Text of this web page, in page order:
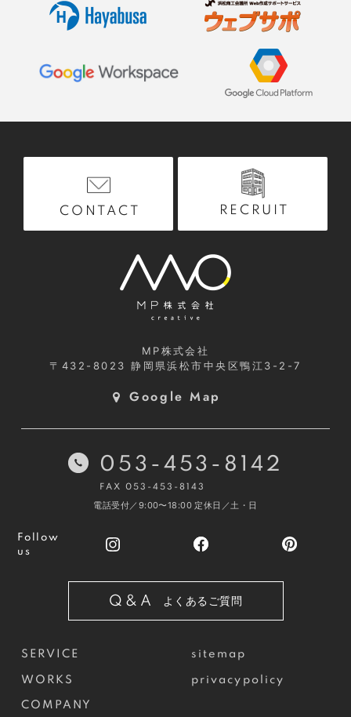
CONTACT RECRUIT
MP株式会社
〒432-8023静岡県浜松市中央区鴨江3-2-7
Google Map
SERVICE
WORKS
COMPANY
sitemap
privacypolicy
053-453-8142
FAX 053-453-8143
電話受付／9:00〜18:00 定休日／土・日
Follow
us
Q&A よくあるご質問